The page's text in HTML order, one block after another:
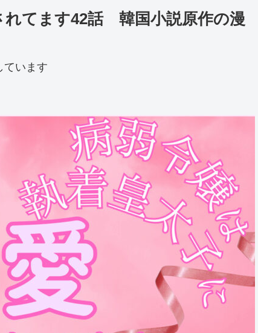
れてます42話 韓国小説原作の漫
ています